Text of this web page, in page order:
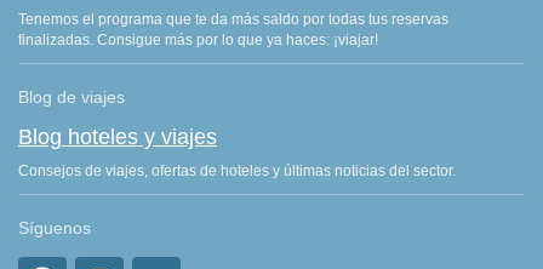
Tenemos el programa que te da más saldo por todas tus reservas
finalizadas. Consigue más por lo que ya haces: ¡viajar!
Blog de viajes
Blog hoteles y viajes
Consejos de viajes, ofertas de hoteles y últimas noticias del sector.
Síguenos